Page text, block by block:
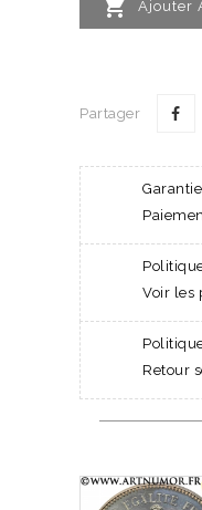
 Ajouter
Partager
Voir les
Retour